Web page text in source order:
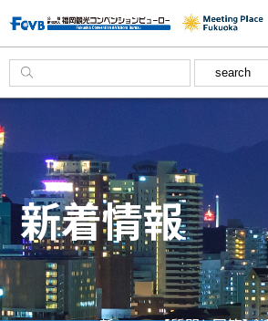
search
新着情報